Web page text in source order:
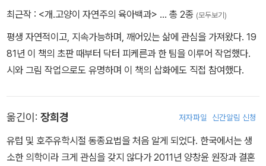
최근작 : <개.고양이 자연주의 육아백과> … 총 2종 (모두보기)
평생 자연적이고, 지속가능하며, 깨어있는 삶에 관심을 가져왔다. 19
81년 이 책의 초판 때부터 닥터 피케른과 한 팀을 이루어 작업했다.
시와 그림 작업으로도 유명하며 이 책의 삽화에도 직접 참여했다.
옮긴이: 장희경 저자파일 신간알림 신청
유럽 및 호주유학시절 동종요법을 처음 알게 되었다. 한국에서는 생
소한 의학이라 크게 관심을 갖지 않다가 2011년 양창윤 원장과 결혼